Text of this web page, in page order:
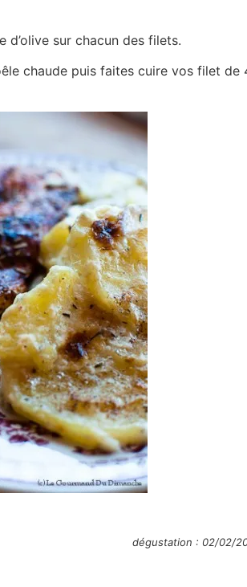
d’olive sur chacun des filets.
chaude puis faites cuire vos filet de
dégustation : 02/02/